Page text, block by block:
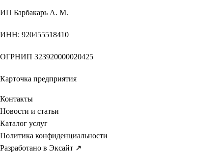
ИП Барбакарь А. М.
ИНН: 920455518410
ОГРНИП 323920000020425
Карточка предприятия
Контакты
Новости и статьи
Каталог услуг
Политика конфиденциальности
Разработано в Эксайт ↗